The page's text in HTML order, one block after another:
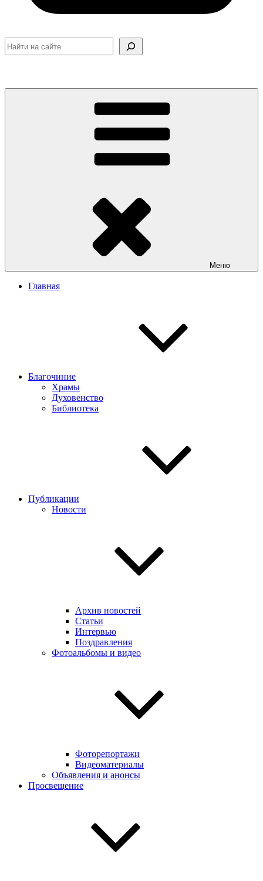
Поиск
Меню
Главная
Благочиние
Храмы
Духовенство
Библиотека
Публикации
Новости
Архив новостей
Статьи
Интервью
Поздравления
Фотоальбомы и видео
Фоторепортажи
Видеоматериалы
Объявления и анонсы
Просвещение